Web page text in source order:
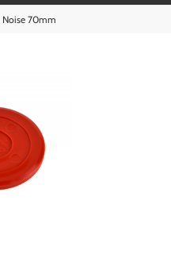
Noise 70mm